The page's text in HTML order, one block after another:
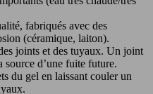
fabriqués avec des
(céramique, laiton).
joints et des tuyaux. Un joint
source d’une fuite future.
du gel en laissant couler un